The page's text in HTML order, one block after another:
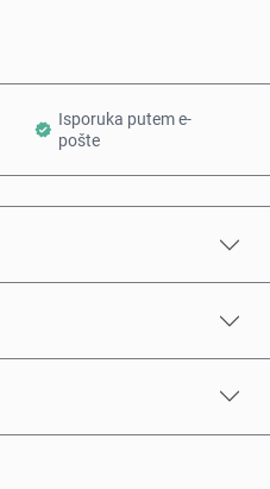
Isporuka putem e-
pošte